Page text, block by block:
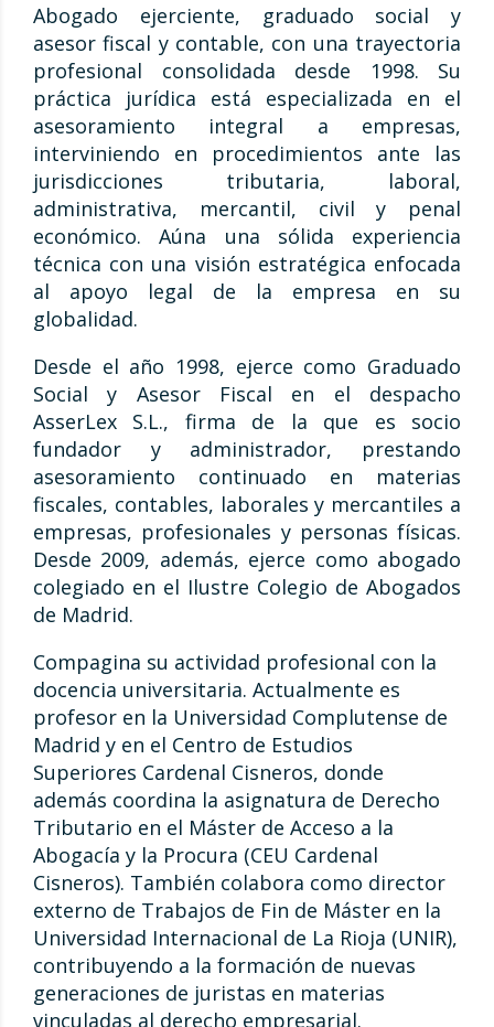
Abogado ejerciente, graduado social y
asesor fiscal y contable, con una trayectoria
profesional consolidada desde 1998. Su
práctica jurídica está especializada en el
asesoramiento integral a empresas,
interviniendo en procedimientos ante las
jurisdicciones tributaria, laboral,
administrativa, mercantil, civil y penal
económico. Aúna una sólida experiencia
técnica con una visión estratégica enfocada
al apoyo legal de la empresa en su
globalidad.
Desde el año 1998, ejerce como Graduado
Social y Asesor Fiscal en el despacho
AsserLex S.L., firma de la que es socio
fundador y administrador, prestando
asesoramiento continuado en materias
fiscales, contables, laborales y mercantiles a
empresas, profesionales y personas físicas.
Desde 2009, además, ejerce como abogado
colegiado en el Ilustre Colegio de Abogados
de Madrid.
Compagina su actividad profesional con la
docencia universitaria. Actualmente es
profesor en la Universidad Complutense de
Madrid y en el Centro de Estudios
Superiores Cardenal Cisneros, donde
además coordina la asignatura de Derecho
Tributario en el Máster de Acceso a la
Abogacía y la Procura (CEU Cardenal
Cisneros). También colabora como director
externo de Trabajos de Fin de Máster en la
Universidad Internacional de La Rioja (UNIR),
contribuyendo a la formación de nuevas
generaciones de juristas en materias
vinculadas al derecho empresarial.